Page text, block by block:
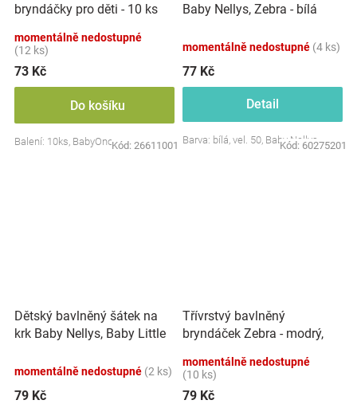
bryndáčky pro děti - 10 ks
momentálně nedostupné
(12 ks)
73 Kč
Do košíku
Balení: 10ks, BabyOnoKód: 26611001
Baby Nellys, Zebra - bílá
momentálně nedostupné (4 ks)
77 Kč
Detail
Barva: bílá, vel. 50, Baby Nellys
Kód: 60275201
Dětský bavlněný šátek na
krk Baby Nellys, Baby Little
momentálně nedostupné (2 ks)
79 Kč
Třívrstvý bavlněný
bryndáček Zebra - modrý,
momentálně nedostupné
(10 ks)
79 Kč